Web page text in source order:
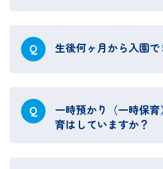
Q 生後何ヶ月から入園で
Q
一時預かり（一時保
育はしていますか？